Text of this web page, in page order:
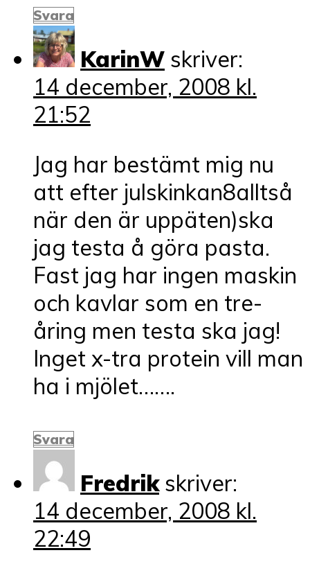
Svara
KarinW skriver:
14 december, 2008 kl.
21:52
Jag har bestämt mig nu
att efter julskinkan8alltså
när den är uppäten)ska
jag testa å göra pasta.
Fast jag har ingen maskin
och kavlar som en tre-
åring men testa ska jag!
Inget x-tra protein vill man
ha i mjölet…….
Svara
Fredrik skriver:
14 december, 2008 kl.
22:49